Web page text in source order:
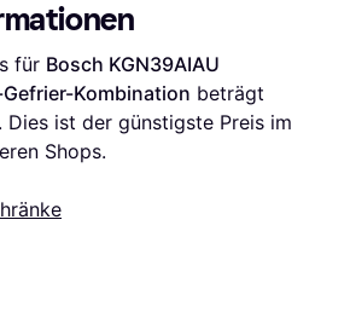
für Bosch KGN39AIAU
Kombination beträgt
. Dies ist der günstigste Preis im
Shops.